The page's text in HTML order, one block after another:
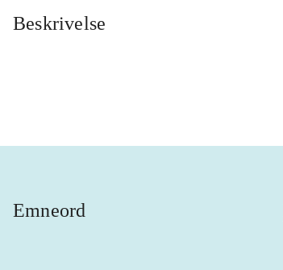
Beskrivelse
Emneord